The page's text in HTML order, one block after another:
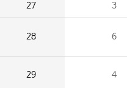
27 3
28 6
29 4